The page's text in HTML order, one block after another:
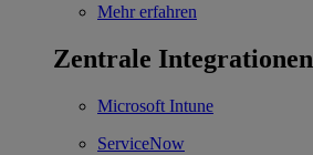
Mehr erfahren
Zentrale Integrationen
Microsoft Intune
ServiceNow